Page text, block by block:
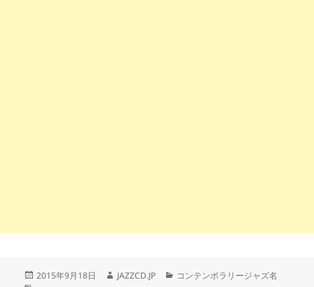
投
2015年9月18日
作
JAZZCD.JP
カ
コンテンポラリージャズ名